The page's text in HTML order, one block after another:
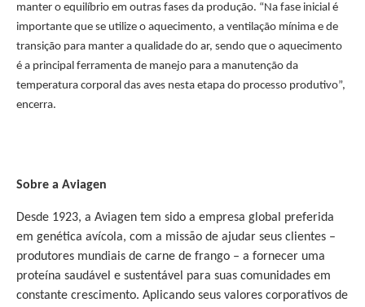
manter o equilíbrio em outras fases da produção. “Na fase inicial é
importante que se utilize o aquecimento, a ventilação mínima e de
transição para manter a qualidade do ar, sendo que o aquecimento
é a principal ferramenta de manejo para a manutenção da
temperatura corporal das aves nesta etapa do processo produtivo”,
encerra.
Sobre a Aviagen
Desde 1923, a Aviagen tem sido a empresa global preferida
em genética avícola, com a missão de ajudar seus clientes –
produtores mundiais de carne de frango – a fornecer uma
proteína saudável e sustentável para suas comunidades em
constante crescimento. Aplicando seus valores corporativos de